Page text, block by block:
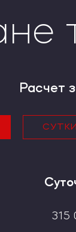
Расчет
СУТКИ
315
10
12